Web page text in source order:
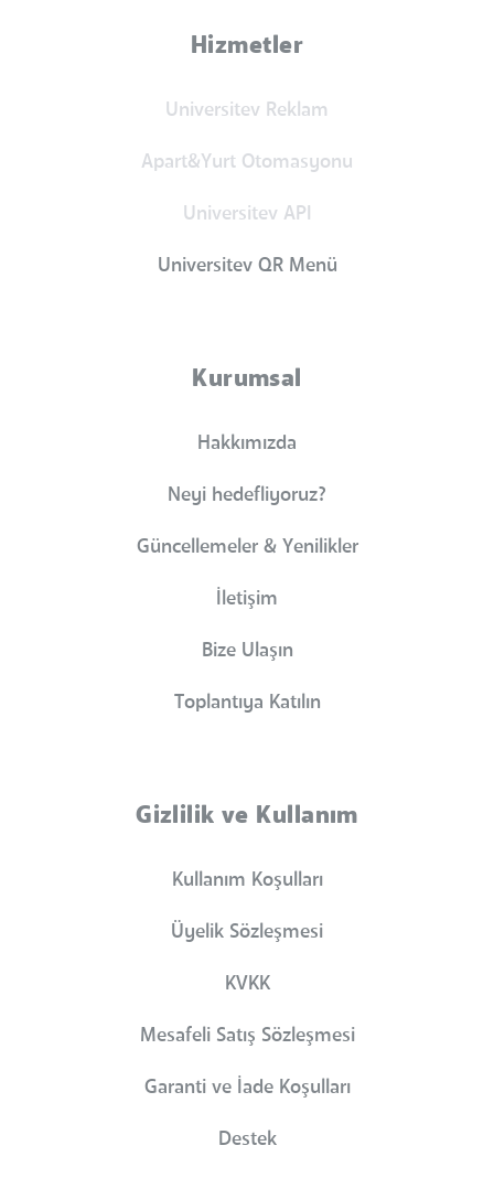
Hizmetler
Universitev Reklam
Apart&Yurt Otomasyonu
Universitev API
Universitev QR Menü
Kurumsal
Hakkımızda
Neyi hedefliyoruz?
Güncellemeler & Yenilikler
İletişim
Bize Ulaşın
Toplantıya Katılın
Gizlilik ve Kullanım
Kullanım Koşulları
Üyelik Sözleşmesi
KVKK
Mesafeli Satış Sözleşmesi
Garanti ve İade Koşulları
Destek